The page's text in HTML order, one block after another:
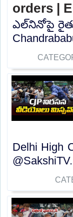
orders |
ఎల్‌నినోపై
Delhi High